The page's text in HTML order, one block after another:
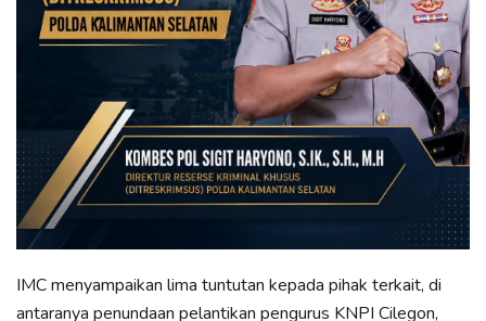
IMC menyampaikan lima tuntutan kepada pihak terkait, di
antaranya penundaan pelantikan pengurus KNPI Cilegon,